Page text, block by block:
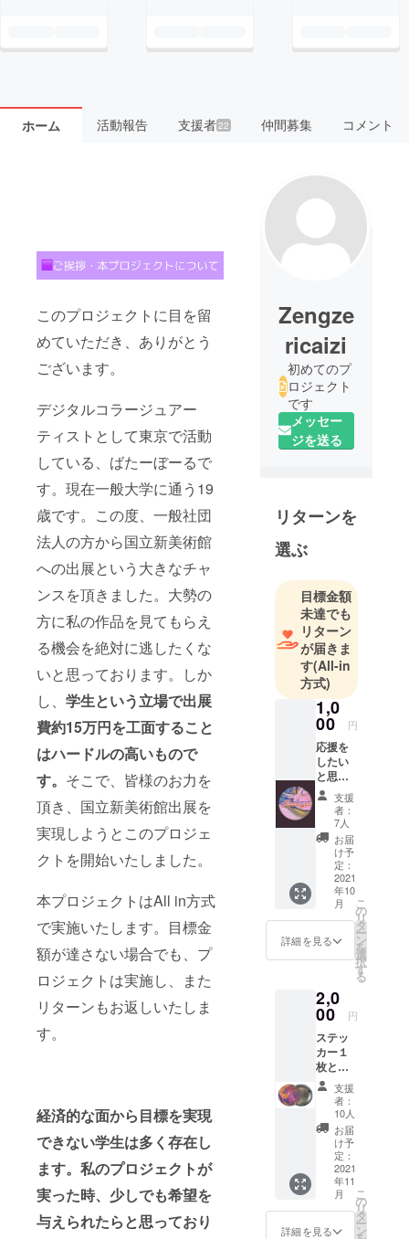
ホーム 活動報告 支援者22 仲間募集 コメント
このプロジェクトに目を留
めていただき、ありがとう
ございます。
デジタルコラージュアー
ティストとして東京で活動
している、ばたーぼーるで
す。現在一般大学に通う19
歳です。この度、一般社団
法人の方から国立新美術館
への出展という大きなチャ
ンスを頂きました。大勢の
方に私の作品を見てもらえ
る機会を絶対に逃したくな
いと思っております。しか
し、 学生という立場で出展
費約15万円を工面すること
はハードルの高いもので
す。 そこで、皆様のお力を
頂き、国立新美術館出展を
実現しようとこのプロジェ
クトを開始いたしました。
本プロジェクトはAll in方式
で実施いたします。目標金
額が達さない場合でも、プ
ロジェクトは実施し、また
リターンもお返しいたしま
す。
経済的な面から目標を実現
できない学生は多く存在し
ます。私のプロジェクトが
実った時、少しでも希望を
与えられたらと思っており
Zengze
ricaizi
初めてのプ
ロジェクト
です
メッセー
ジを送る
リターンを
選ぶ
目標金額
未達でも
リターン
が届きま
す(All-in
方式)
1,0
00 円
応援を
したい
と思っ
てくだ
さった
方一人
一人に
お礼の
メッ
セージ
をメー
ルにて
お送り
させて
いただ
支援
者：
7人
お届
け予
定：
2021
年10
月
詳細を見る
こ
の
リ
タ
ー
ン
を
選
択
す
る
2,0
00 円
ステッ
カー１
枚と缶
バッチ
１個。
お手紙
を添え
てお送
りいた
しま
す。 光
沢ラミ
ネート
ステッ
支援
者：
10人
お届
け予
定：
2021
年11
月
詳細を見る
こ
の
リ
タ
ー
ン